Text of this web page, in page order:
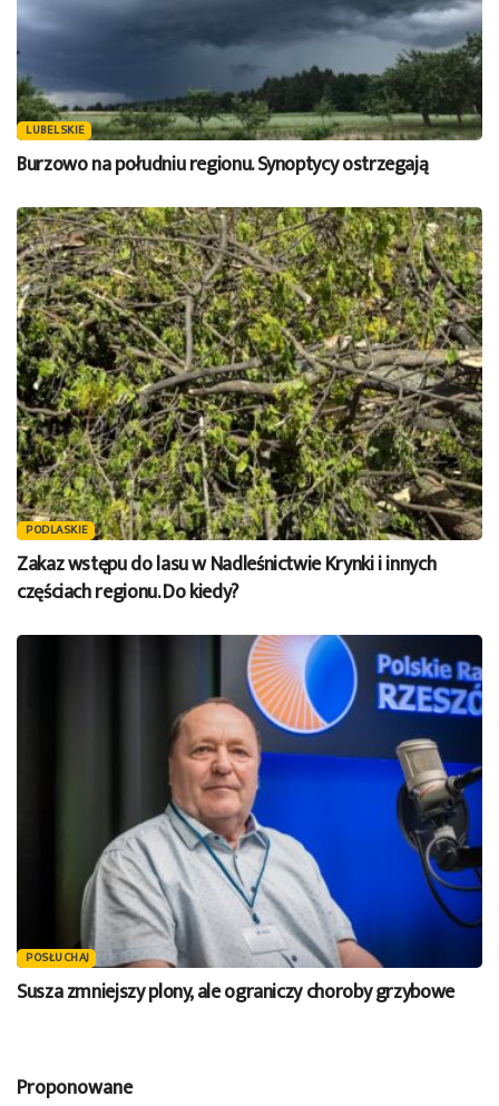
LUBELSKIE
Burzowo na południu regionu. Synoptycy ostrzegają
PODLASKIE
Zakaz wstępu do lasu w Nadleśnictwie Krynki i innych
częściach regionu. Do kiedy?
POSŁUCHAJ
Susza zmniejszy plony, ale ograniczy choroby grzybowe
Proponowane